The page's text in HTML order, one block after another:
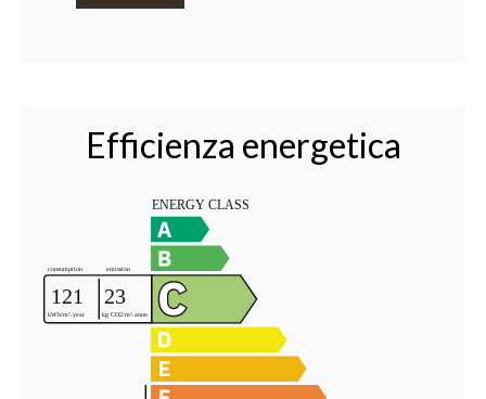
Efficienza energetica